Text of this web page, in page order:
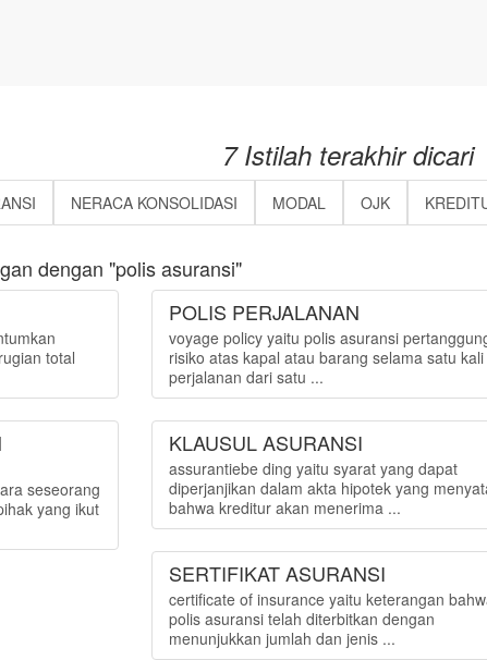
7 Istilah terakhir dicari
NERACA KONSOLIDASI MODAL OJK
dengan "polis asuransi"
total
POLIS PERJALANAN
voyage policy yaitu polis asuransi
risiko atas kapal atau barang selama satu kali
perjalanan dari satu ...
seseorang
yang ikut
KLAUSUL ASURANSI
assurantiebe ding yaitu syarat yang dapat
diperjanjikan dalam akta hipotek yang
bahwa kreditur akan menerima ...
SERTIFIKAT ASURANSI
certificate of insurance yaitu keterangan
polis asuransi telah diterbitkan dengan
menunjukkan jumlah dan jenis ...